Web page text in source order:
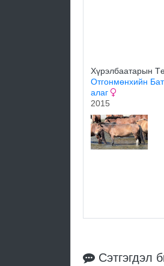
Хүрэлбаатарын
Отгонмөнхийн
алаг
2015
Сэтгэгдэл